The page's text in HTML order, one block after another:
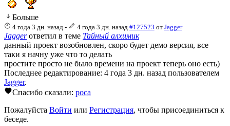
Больше
4 года 3 дн. назад - 4 года 3 дн. назад #127523 от Jagger
Jaggerответил в теме Тайный алхимик
данный проект возобновлен, скоро будет демо версия, все
таки я начну уже что то делать
простите просто не было времени на проект теперь оно есть)
Последнее редактирование: 4 года 3 дн. назад пользователем
Jagger.
Спасибо сказали: poca
Пожалуйста Войти или Регистрация, чтобы присоединиться к
беседе.